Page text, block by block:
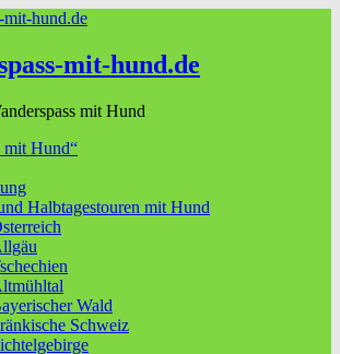
mit-hund.de
mit Hund
mit Hund“
Halbtagestouren mit Hund
Wald
Schweiz